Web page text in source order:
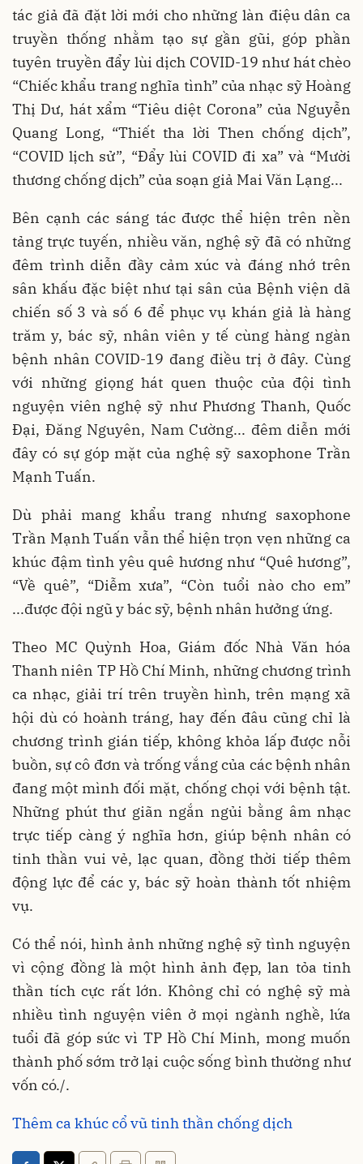
tác giả đã đặt lời mới cho những làn điệu dân ca
truyền thống nhằm tạo sự gần gũi, góp phần
tuyên truyền đẩy lùi dịch COVID-19 như hát chèo
“Chiếc khẩu trang nghĩa tình” của nhạc sỹ Hoàng
Thị Dư, hát xẩm “Tiêu diệt Corona” của Nguyễn
Quang Long, “Thiết tha lời Then chống dịch”,
“COVID lịch sử”, “Đẩy lùi COVID đi xa” và “Mười
thương chống dịch” của soạn giả Mai Văn Lạng...
Bên cạnh các sáng tác được thể hiện trên nền
tảng trực tuyến, nhiều văn, nghệ sỹ đã có những
đêm trình diễn đầy cảm xúc và đáng nhớ trên
sân khấu đặc biệt như tại sân của Bệnh viện dã
chiến số 3 và số 6 để phục vụ khán giả là hàng
trăm y, bác sỹ, nhân viên y tế cùng hàng ngàn
bệnh nhân COVID-19 đang điều trị ở đây. Cùng
với những giọng hát quen thuộc của đội tình
nguyện viên nghệ sỹ như Phương Thanh, Quốc
Đại, Đăng Nguyên, Nam Cường... đêm diễn mới
đây có sự góp mặt của nghệ sỹ saxophone Trần
Mạnh Tuấn.
Dù phải mang khẩu trang nhưng saxophone
Trần Mạnh Tuấn vẫn thể hiện trọn vẹn những ca
khúc đậm tình yêu quê hương như “Quê hương”,
“Về quê”, “Diễm xưa”, “Còn tuổi nào cho em”
...được đội ngũ y bác sỹ, bệnh nhân hưởng ứng.
Theo MC Quỳnh Hoa, Giám đốc Nhà Văn hóa
Thanh niên TP Hồ Chí Minh, những chương trình
ca nhạc, giải trí trên truyền hình, trên mạng xã
hội dù có hoành tráng, hay đến đâu cũng chỉ là
chương trình gián tiếp, không khỏa lấp được nỗi
buồn, sự cô đơn và trống vắng của các bệnh nhân
đang một mình đối mặt, chống chọi với bệnh tật.
Những phút thư giãn ngắn ngủi bằng âm nhạc
trực tiếp càng ý nghĩa hơn, giúp bệnh nhân có
tinh thần vui vẻ, lạc quan, đồng thời tiếp thêm
động lực để các y, bác sỹ hoàn thành tốt nhiệm
vụ.
Có thể nói, hình ảnh những nghệ sỹ tình nguyện
vì cộng đồng là một hình ảnh đẹp, lan tỏa tinh
thần tích cực rất lớn. Không chỉ có nghệ sỹ mà
nhiều tình nguyện viên ở mọi ngành nghề, lứa
tuổi đã góp sức vì TP Hồ Chí Minh, mong muốn
thành phố sớm trở lại cuộc sống bình thường như
vốn có./.
Thêm ca khúc cổ vũ tinh thần chống dịch